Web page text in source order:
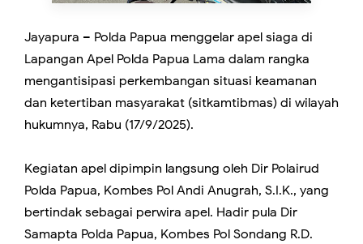
Jayapura – Polda Papua menggelar apel siaga di
Lapangan Apel Polda Papua Lama dalam rangka
mengantisipasi perkembangan situasi keamanan
dan ketertiban masyarakat (sitkamtibmas) di wilayah
hukumnya, Rabu (17/9/2025).
Kegiatan apel dipimpin langsung oleh Dir Polairud
Polda Papua, Kombes Pol Andi Anugrah, S.I.K., yang
bertindak sebagai perwira apel. Hadir pula Dir
Samapta Polda Papua, Kombes Pol Sondang R.D.